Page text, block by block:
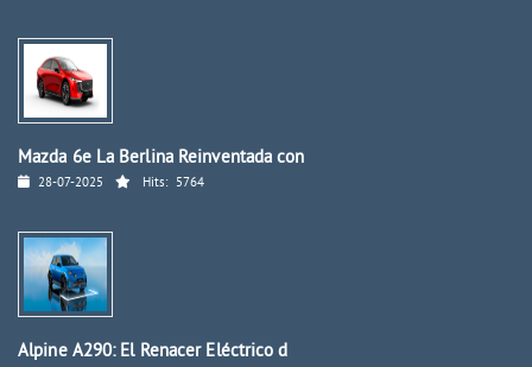
Mazda 6e La Berlina Reinventada con
28-07-2025 Hits: 5764
Alpine A290: El Renacer Eléctrico d